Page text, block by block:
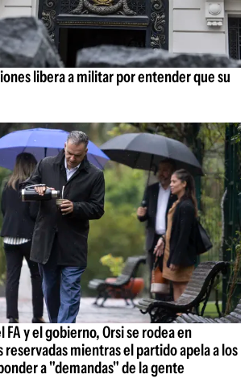
libera a militar por entender que su
y el gobierno, Orsi se rodea en
mientras el partido apela a los
a "demandas" de la gente